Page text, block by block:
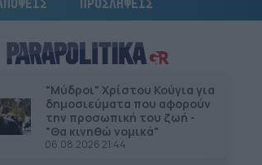
ΠΡΟΣΛΗΨΕΙΣ
"Μύδροι" Χρίστου Κούγια για
δημοσιεύματα που αφορούν
την προσωπική του ζωή -
"Θα κινηθώ νομικά"
06.08.2026 21:44